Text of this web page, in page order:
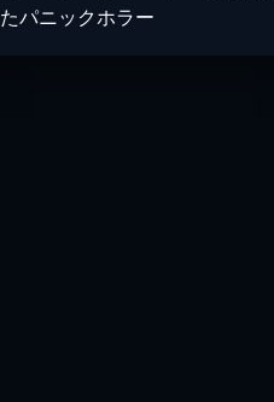
たパニックホラー